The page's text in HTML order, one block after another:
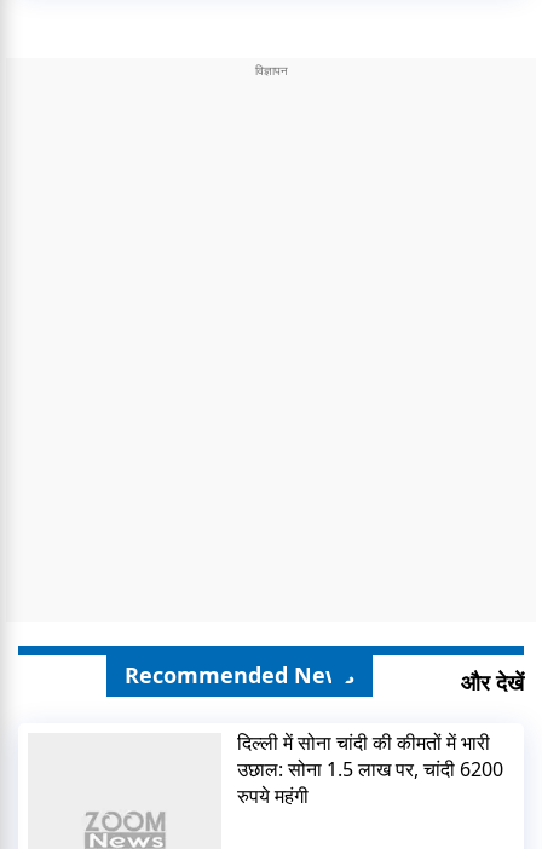
Recommended News और देखें
दिल्ली में सोना चांदी की कीमतों में भारी
उछाल: सोना 1.5 लाख पर, चांदी 6200
रुपये महंगी